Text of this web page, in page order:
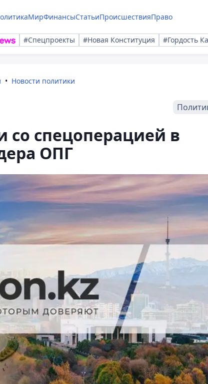
МирФинансыСтатьиПроисшествияПраво
#Спецпроекты #Новая Конституция #Гордость
Новости политики
спецоперацией в
ОПГ